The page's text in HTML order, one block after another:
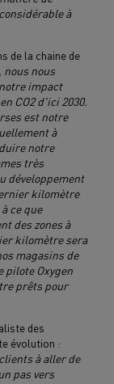
à
de la chaine de
nous nous
impact
CO2 d'ici 2030.
est notre
à
notre
très
développement
kilomètre
ce que
des zones à
kilomètre sera
magasins de
pilote Oxygen
prêts pour
des
évolution :
à aller de
pas vers